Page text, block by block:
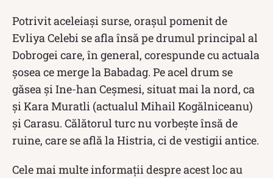
Potrivit aceleiași surse, oraşul pomenit de
Evliya Celebi se afla însă pe drumul principal al
Dobrogei care, în general, corespunde cu actuala
şosea ce merge la Babadag. Pe acel drum se
găsea şi Ine-han Ceşmesi, situat mai la nord, ca
şi Kara Muratli (actualul Mihail Kogălniceanu)
şi Carasu. Călătorul turc nu vorbeşte însă de
ruine, care se află la Histria, ci de vestigii antice.
Cele mai multe informaţii despre acest loc au